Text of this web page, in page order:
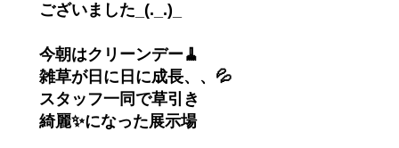
ございました_(._.)_
今朝はクリーンデー🧹
雑草が日に日に成長、、💦
スタッフ一同で草引き
綺麗✨になった展示場